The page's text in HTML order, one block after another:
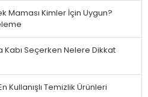
Maması Kimler İçin Uygun?
Seçerken Nelere Dikkat
Kullanışlı Temizlik Ürünleri